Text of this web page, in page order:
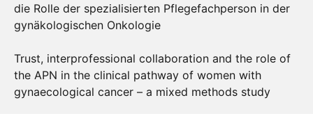
die Rolle der spezialisierten Pflegefachperson in der
gynäkologischen Onkologie
Trust, interprofessional collaboration and the role of
the APN in the clinical pathway of women with
gynaecological cancer – a mixed methods study